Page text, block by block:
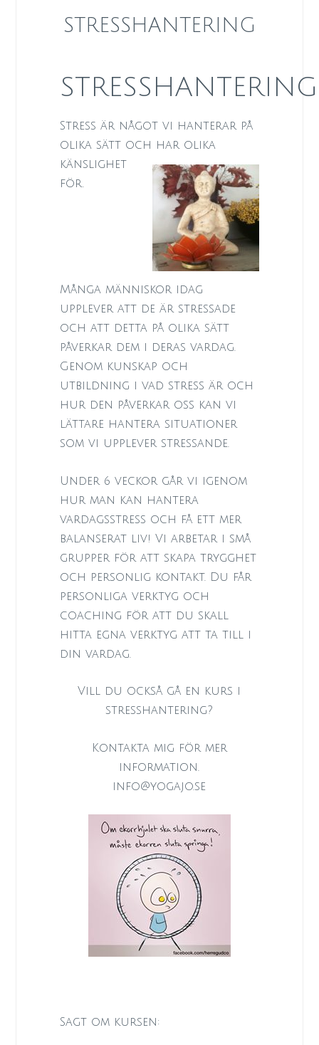
STRESSHANTERING
STRESSHANTERING
Stress är något vi hanterar på
olika sätt och har olika
känslighet
för.
Många människor idag
upplever att de är stressade
och att detta på olika sätt
påverkar dem i deras vardag.
Genom kunskap och
utbildning i vad stress är och
hur den påverkar oss kan vi
lättare hantera situationer
som vi upplever stressande.
Under 6 veckor går vi igenom
hur man kan hantera
vardagsstress och få ett mer
balanserat liv! Vi arbetar i små
grupper för att skapa trygghet
och personlig kontakt. Du får
personliga verktyg och
coaching för att du skall
hitta egna verktyg att ta till i
din vardag.
Vill du också gå en kurs i
stresshantering?
Kontakta mig för mer
information.
info@yogajo.se
Sagt om kursen: